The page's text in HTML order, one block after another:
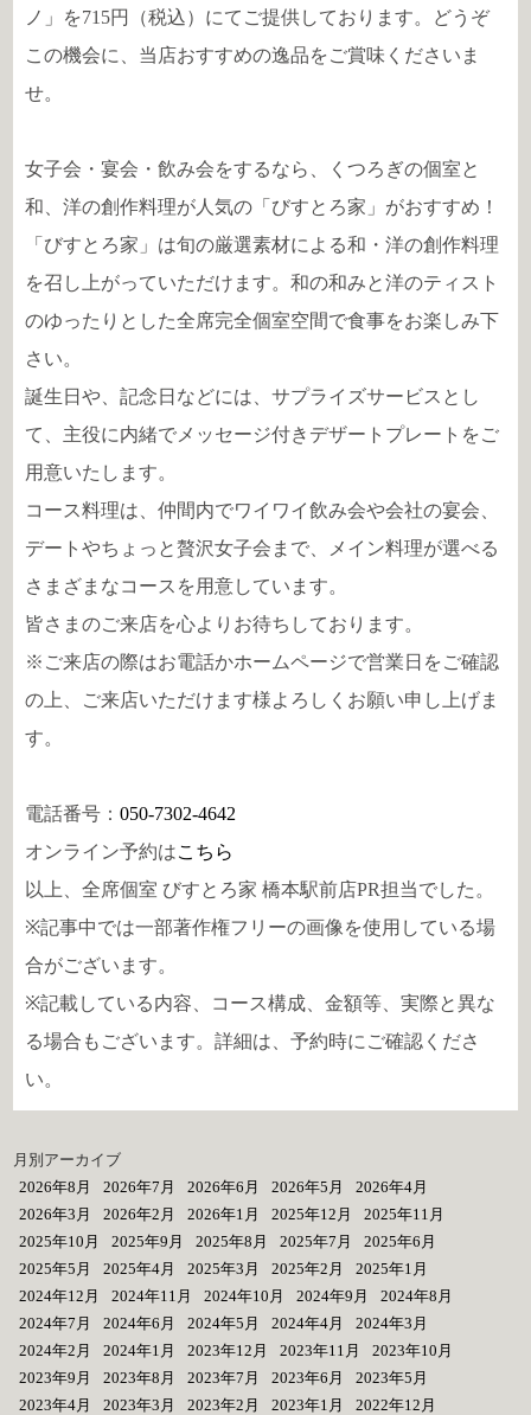
ノ」を715円（税込）にてご提供しております。どうぞ
この機会に、当店おすすめの逸品をご賞味くださいま
せ。
女子会・宴会・飲み会をするなら、くつろぎの個室と
和、洋の創作料理が人気の「びすとろ家」がおすすめ！
「びすとろ家」は旬の厳選素材による和・洋の創作料理
を召し上がっていただけます。和の和みと洋のティスト
のゆったりとした全席完全個室空間で食事をお楽しみ下
さい。
誕生日や、記念日などには、サプライズサービスとし
て、主役に内緒でメッセージ付きデザートプレートをご
用意いたします。
コース料理は、仲間内でワイワイ飲み会や会社の宴会、
デートやちょっと贅沢女子会まで、メイン料理が選べる
さまざまなコースを用意しています。
皆さまのご来店を心よりお待ちしております。
※ご来店の際はお電話かホームページで営業日をご確認
の上、ご来店いただけます様よろしくお願い申し上げま
す。
電話番号：050-7302-4642
オンライン予約はこちら
以上、全席個室 びすとろ家 橋本駅前店PR担当でした。
※記事中では一部著作権フリーの画像を使用している場
合がございます。
※記載している内容、コース構成、金額等、実際と異な
る場合もございます。詳細は、予約時にご確認くださ
い。
月別アーカイブ
2026年8月
2026年7月 2026年6月 2026年5月
2026年4月
2026年3月
2026年2月 2026年1月 2025年12月
2025年11月
2025年10月
2025年9月 2025年8月 2025年7月
2025年6月
2025年5月
2025年4月 2025年3月 2025年2月
2025年1月
2024年12月
2024年11月 2024年10月 2024年9月
2024年8月
2024年7月
2024年6月 2024年5月 2024年4月
2024年3月
2024年2月
2024年1月 2023年12月 2023年11月
2023年10月
2023年9月
2023年8月 2023年7月 2023年6月
2023年5月
2023年4月
2023年3月 2023年2月 2023年1月
2022年12月